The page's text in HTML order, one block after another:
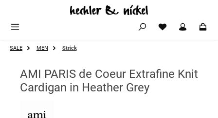
Zum Hauptinhalt springen
SALE MEN Strick
AMI PARIS de Coeur Extrafine Knit
Cardigan in Heather Grey